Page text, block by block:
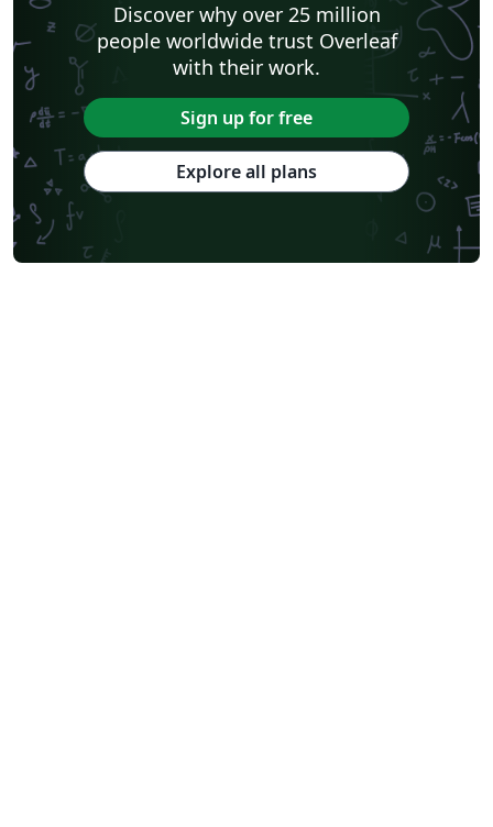
Discover why over 25 million
people worldwide trust Overleaf
with their work.
Sign up for free
Explore all plans